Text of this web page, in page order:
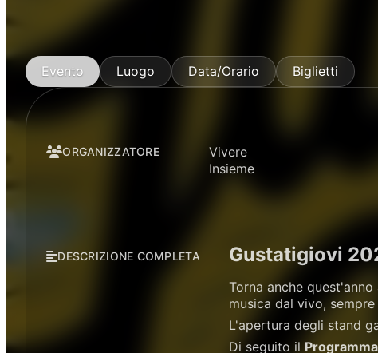
Evento Luogo Data/Orario Biglietti
ORGANIZZATORE
Vivere
Insieme
DESCRIZIONE COMPLETA Gustatigiovi
Torna anche
musica dal vivo,
L'apertura degli stand
Di seguito il Programma